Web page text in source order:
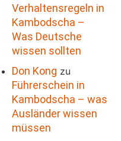
Verhaltensregeln in
Kambodscha –
Was Deutsche
wissen sollten
Don Kong zu
Führerschein in
Kambodscha – was
Ausländer wissen
müssen